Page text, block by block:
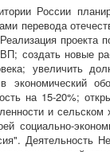
России
перевода
проекта
создать новые
увеличить
экономический
на 15-20%;
и сельском
социально-
Деятельность